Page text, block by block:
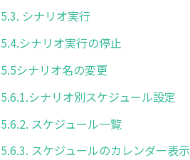
5.3. シナリオ実行
5.4.シナリオ実行の停止
5.5シナリオ名の変更
5.6.1.シナリオ別スケジュール設定
5.6.2. スケジュール一覧
5.6.3. スケジュールのカレンダー表示